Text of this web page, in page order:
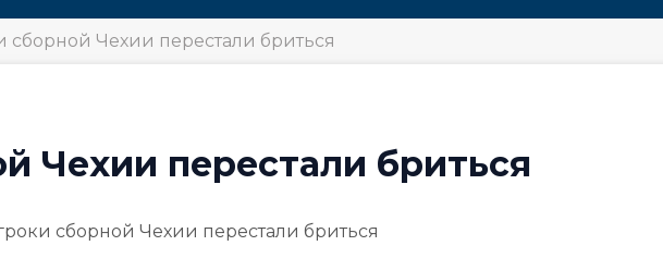
сборной Чехии перестали бриться
Чехии перестали бриться
сборной Чехии перестали бриться